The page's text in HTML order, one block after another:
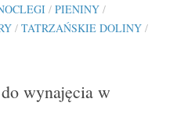
/ PIENINY /
/ TATRZAŃSKIE DOLINY /
wynajęcia w